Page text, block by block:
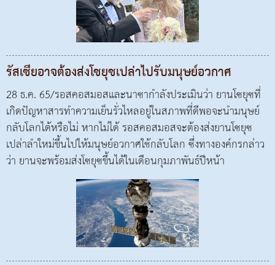
รัสเซียอาจต้องส่งโซยุซเปล่าไปรับมนุษย์อวกาศ
28 ธ.ค. 65/รอสคอสมอสและนาซากำลังประเมินว่า ยานโซยุซที่
เกิดปัญหาสารทำความเย็นรั่วไหลอยู่ในสภาพที่ดีพอจะนำมนุษย์
กลับโลกได้หรือไม่ หากไม่ได้ รอสคอสมอสจะต้องส่งยานโซยุซ
เปล่าลำใหม่ขึ้นไปให้มนุษย์อวกาศใช้กลับโลก ซึ่งทางองค์กรกล่าว
ว่า ยานจะพร้อมส่งโซยุซขึ้นได้ในเดือนกุมภาพันธ์ปีหน้า